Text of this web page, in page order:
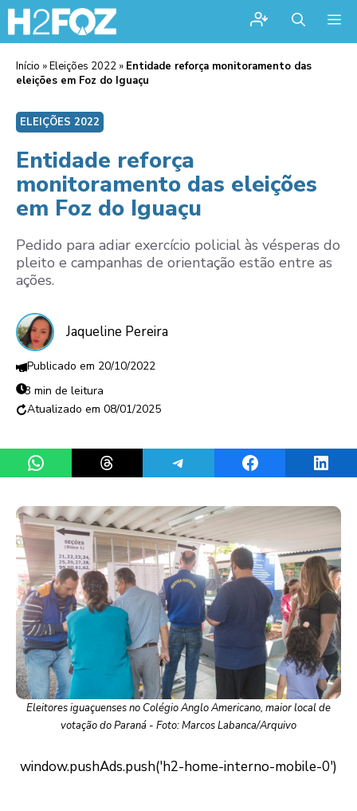
Início »Eleições 2022 » Entidade reforça monitoramento das
eleições em Foz do Iguaçu
ELEIÇÕES 2022
Entidade reforça
monitoramento das eleições
em Foz do Iguaçu
Pedido para adiar exercício policial às vésperas do
pleito e campanhas de orientação estão entre as
ações.
Jaqueline Pereira
20/10/2022
3 min de leitura
08/01/2025
Share on WhatsAppShare on ThreadsShare on TelegramShare on Facebook
Eleitores iguaçuenses no Colégio Anglo Americano, maior local de
votação do Paraná - Foto: Marcos Labanca/Arquivo